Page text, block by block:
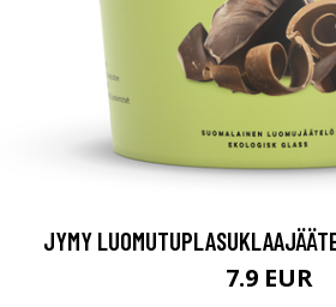
JYMY
7.9 EUR